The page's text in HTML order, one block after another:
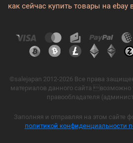
как сейчас купить товары на ebay
©salejapan 2012-2026 Все права
материалов данного сайта возможно
правообладателя
Заполняя и отправляя на этом сайте
политикой конфиденциальности